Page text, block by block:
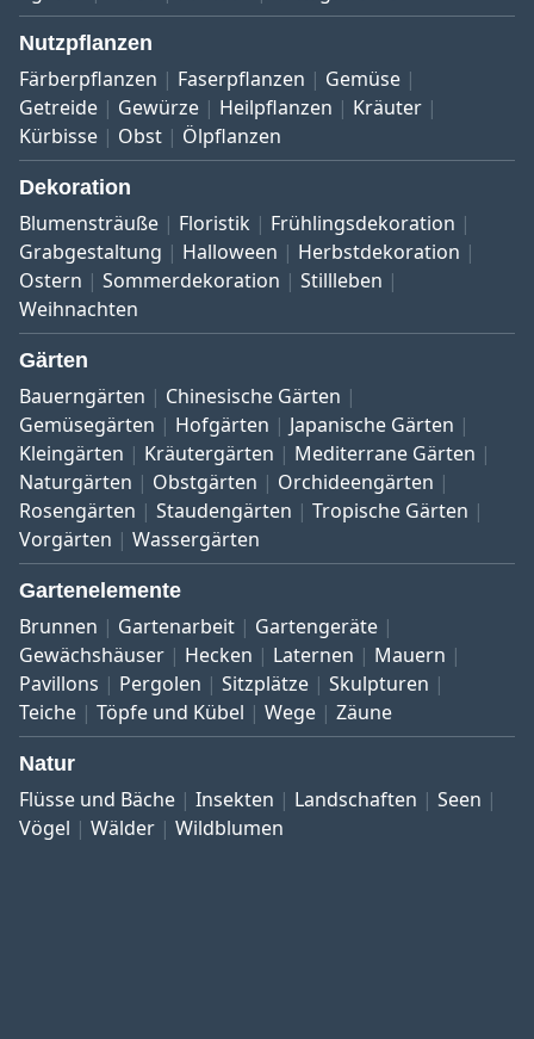
Nutzpflanzen
Färberpflanzen Faserpflanzen
Gemüse
Getreide
Gewürze Heilpflanzen
Kräuter
Kürbisse
Obst Ölpflanzen
Dekoration
Blumensträuße Floristik
Frühlingsdekoration
Grabgestaltung
Halloween
Herbstdekoration
Ostern
Sommerdekoration
Stillleben
Weihnachten
Gärten
Bauerngärten
Chinesische Gärten
Gemüsegärten
Hofgärten
Japanische Gärten
Kleingärten
Kräutergärten
Mediterrane Gärten
Naturgärten
Obstgärten
Orchideengärten
Rosengärten
Staudengärten
Tropische Gärten
Vorgärten
Wassergärten
Gartenelemente
Brunnen Gartenarbeit
Gartengeräte
Gewächshäuser
Hecken Laternen
Mauern
Pavillons
Pergolen Sitzplätze
Skulpturen
Teiche
Töpfe und Kübel Wege Zäune
Natur
Flüsse und Bäche Insekten Landschaften
Seen
Vögel
Wälder Wildblumen